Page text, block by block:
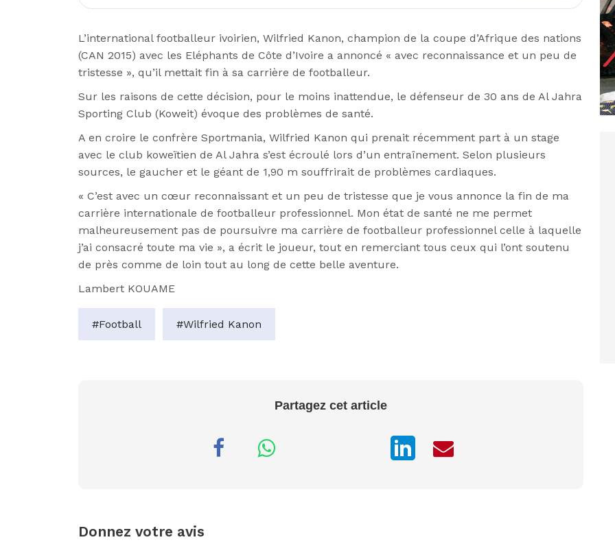
L’international footballeur ivoirien, Wilfried Kanon, champion de la coupe d’Afrique des nations
(CAN 2015) avec les Eléphants de Côte d’Ivoire a annoncé « avec reconnaissance et un peu de
tristesse », qu’il mettait fin à sa carrière de footballeur.
Sur les raisons de cette décision, pour le moins inattendue, le défenseur de 30 ans de Al Jahra
Sporting Club (Koweit) évoque des problèmes de santé.
A en croire le confrère Sportmania, Wilfried Kanon qui prenait récemment part à un stage
avec le club koweïtien de Al Jahra s’est écroulé lors d’un entraînement. Selon plusieurs
sources, le gaucher et le géant de 1,90 m souffrirait de problèmes cardiaques.
« C’est avec un cœur reconnaissant et un peu de tristesse que je vous annonce la fin de ma
carrière internationale de footballeur professionnel. Mon état de santé ne me permet
malheureusement pas de poursuivre ma carrière de footballeur professionnel celle à laquelle
j’ai consacré toute ma vie », a écrit le joueur, tout en remerciant tous ceux qui l’ont soutenu
de près comme de loin tout au long de cette belle aventure.
Lambert KOUAME
#Football #Wilfried Kanon
Partagez cet article
Donnez votre avis